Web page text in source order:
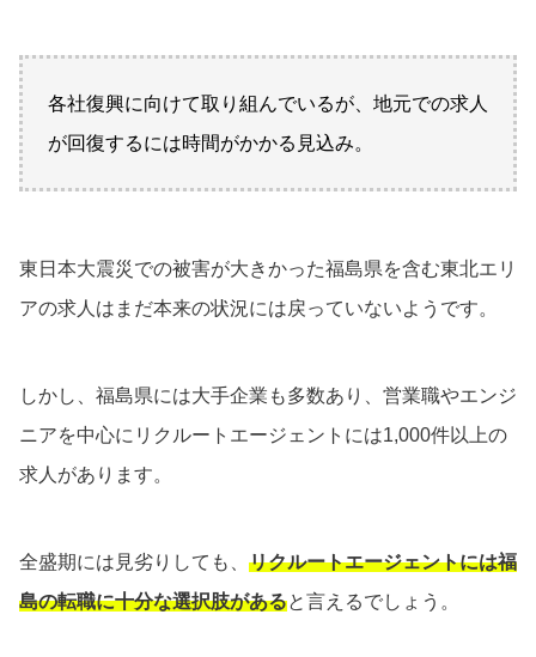
各社復興に向けて取り組んでいるが、地元での求人
が回復するには時間がかかる見込み。
東日本大震災での被害が大きかった福島県を含む東北エリ
アの求人はまだ本来の状況には戻っていないようです。
しかし、福島県には大手企業も多数あり、営業職やエンジ
ニアを中心にリクルートエージェントには1,000件以上の
求人があります。
全盛期には見劣りしても、 リクルートエージェントには福
島の転職に十分な選択肢があると言えるでしょう。